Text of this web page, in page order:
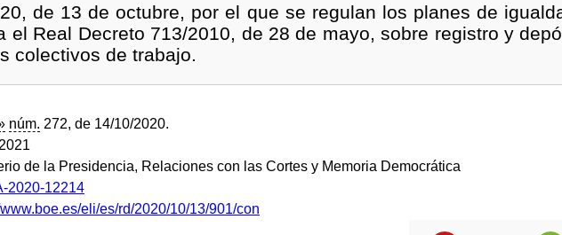
de 13 de octubre, por el que se regulan los planes de
el Real Decreto 713/2010, de 28 de mayo, sobre registro y
colectivos de trabajo.
núm. 272, de 14/10/2020.
de la Presidencia, Relaciones con las Cortes y Memoria Democrática
2020-12214
eli/es/rd/2020/10/13/901/con